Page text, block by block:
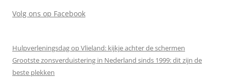
Volg ons op Facebook
Hulpverleningsdag op Vlieland: kijkje achter de schermen
Grootste zonsverduistering in Nederland sinds 1999: dit zijn de
beste plekken